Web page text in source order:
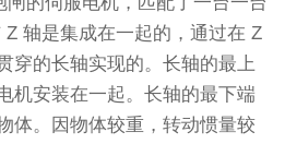
轴是集成在一起的，通过在 Z
穿的长轴实现的。长轴的最上
机安装在一起。长轴的最下端
体。因物体较重，转动惯量较